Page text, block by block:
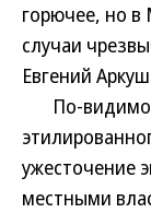
горючее, но в
случаи
Евгений
По-
ужесточение
местными